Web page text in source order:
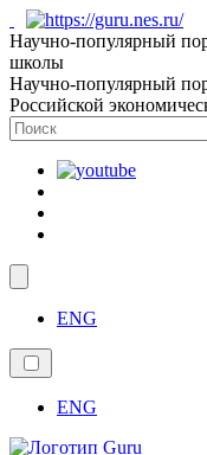
Научно-популярный
школы
Научно-популярный
Российской
ENG
ENG